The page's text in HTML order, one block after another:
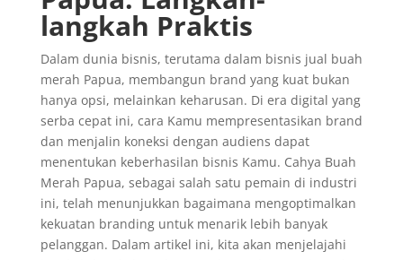
langkah Praktis
Dalam dunia bisnis, terutama dalam bisnis jual buah
merah Papua, membangun brand yang kuat bukan
hanya opsi, melainkan keharusan. Di era digital yang
serba cepat ini, cara Kamu mempresentasikan brand
dan menjalin koneksi dengan audiens dapat
menentukan keberhasilan bisnis Kamu. Cahya Buah
Merah Papua, sebagai salah satu pemain di industri
ini, telah menunjukkan bagaimana mengoptimalkan
kekuatan branding untuk menarik lebih banyak
pelanggan. Dalam artikel ini, kita akan menjelajahi